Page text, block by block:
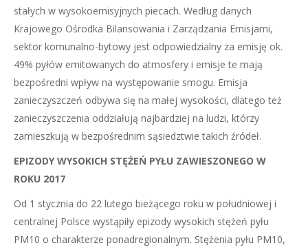
stałych w wysokoemisyjnych piecach. Według danych
Krajowego Ośrodka Bilansowania i Zarządzania Emisjami,
sektor komunalno-bytowy jest odpowiedzialny za emisję ok.
49% pyłów emitowanych do atmosfery i emisje te mają
bezpośredni wpływ na występowanie smogu. Emisja
zanieczyszczeń odbywa się na małej wysokości, dlatego też
zanieczyszczenia oddziałują najbardziej na ludzi, którzy
zamieszkują w bezpośrednim sąsiedztwie takich źródeł.
EPIZODY WYSOKICH STĘŻEŃ PYŁU ZAWIESZONEGO W
ROKU 2017
Od 1 stycznia do 22 lutego bieżącego roku w południowej i
centralnej Polsce wystąpiły epizody wysokich stężeń pyłu
PM10 o charakterze ponadregionalnym. Stężenia pyłu PM10,